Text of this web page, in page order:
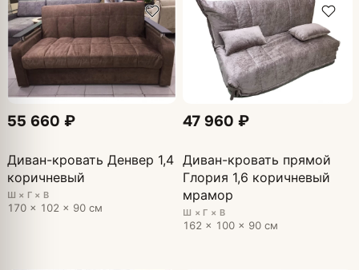
55 660 ₽
Диван-кровать Денвер 1,4
коричневый
Ш × Г × В
170 × 102 × 90 см
47 960 ₽
Диван-кровать прямой
Глория 1,6 коричневый
мрамор
Ш × Г × В
162 × 100 × 90 см